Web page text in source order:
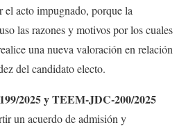
acto impugnado, porque la
las razones y motivos por los cuales
una nueva valoración en relación
del candidato electo.
2025 y TEEM-JDC-200/2025
un acuerdo de admisión y